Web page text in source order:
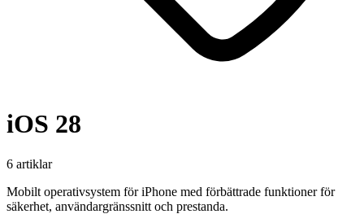
iOS 28
6 artiklar
Mobilt operativsystem för iPhone med förbättrade funktioner för
säkerhet, användargränssnitt och prestanda.